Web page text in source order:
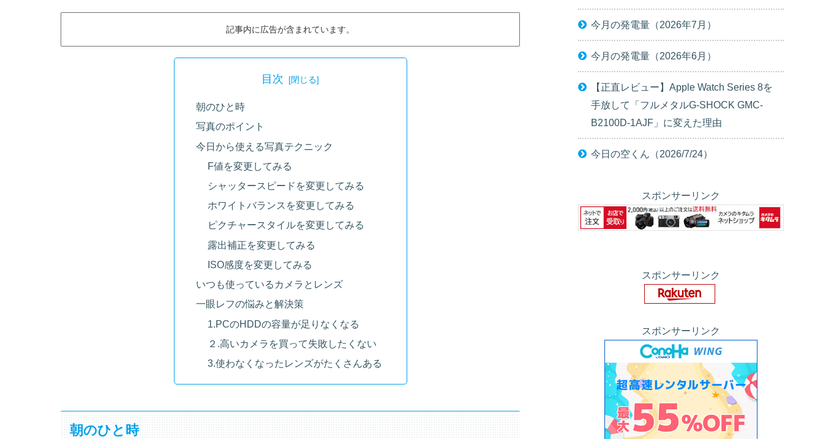
記事内に広告が含まれています。
目次
朝のひと時
写真のポイント
今日から使える写真テクニック
F値を変更してみる
シャッタースピードを変更してみる
ホワイトバランスを変更してみる
ピクチャースタイルを変更してみる
露出補正を変更してみる
ISO感度を変更してみる
いつも使っているカメラとレンズ
一眼レフの悩みと解決策
1.PCのHDDの容量が足りなくなる
２.高いカメラを買って失敗したくない
3.使わなくなったレンズがたくさんある
朝のひと時
今月の発電量（2026年7月）
今月の発電量（2026年6月）
【正直レビュー】Apple Watch Series 8を
手放して「フルメタルG-SHOCK GMC-
B2100D-1AJF」に変えた理由
今日の空くん（2026/7/24）
スポンサーリンク
スポンサーリンク
スポンサーリンク